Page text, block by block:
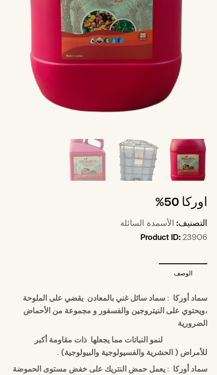
اوركا 50%
التصنيف:الأسمدة السائلة
Product ID:23906
الوصف
سماد أوركا : سماد سائل غني بالمعادن يقضي على الملوحة
،ويحتوي على النيتروجين والفسفور و مجموعة من الأحماض
الضرورية
لنمو النباتات مما يجعلها ذات مقاومة أكبر
للأمراض ( الحشرية والفسيولوجية والبيولوجية) .
سماد أوركا : يعمل حمض النتريك على خفض مستوى الحموضة